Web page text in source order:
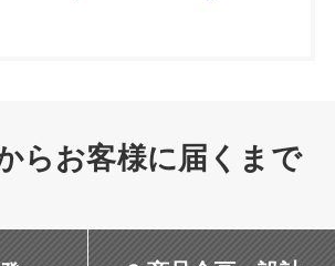
らお客様に届くまで